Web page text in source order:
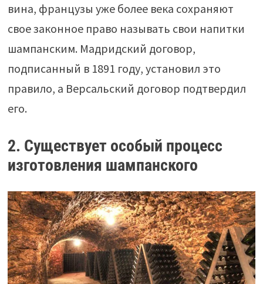
вина, французы уже более века сохраняют
свое законное право называть свои напитки
шампанским. Мадридский договор,
подписанный в 1891 году, установил это
правило, а Версальский договор подтвердил
его.
2. Существует особый процесс
изготовления шампанского